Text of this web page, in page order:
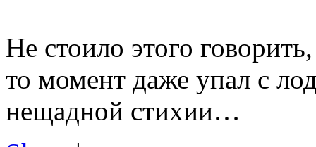
Не стоило этого
то момент даже упал с
нещадной стихии…